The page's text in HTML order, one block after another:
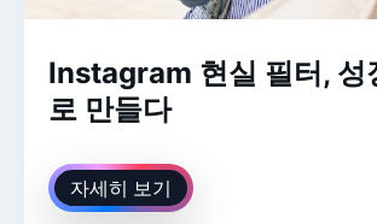
Instagram 현실 필터, 성
로 만들다
자세히 보기